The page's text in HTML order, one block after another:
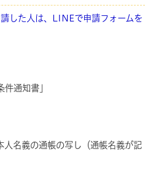
した人は、LINEで申請フォームを
件通知書」
名義の通帳の写し（通帳名義が記